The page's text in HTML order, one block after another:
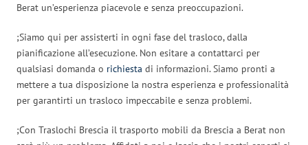
Berat un’esperienza piacevole e senza preoccupazioni.
;Siamo qui per assisterti in ogni fase del trasloco, dalla
pianificazione all’esecuzione. Non esitare a contattarci per
qualsiasi domanda o richiesta di informazioni. Siamo pronti a
mettere a tua disposizione la nostra esperienza e professionalità
per garantirti un trasloco impeccabile e senza problemi.
;Con Traslochi Brescia il trasporto mobili da Brescia a Berat non